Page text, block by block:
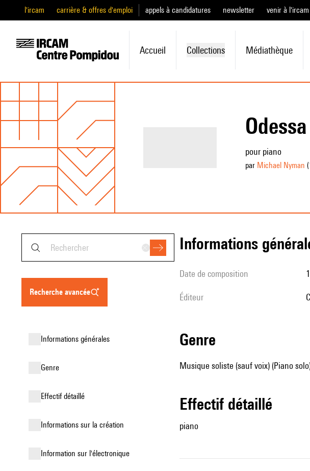
l'ircam carrière & offres d'emploi appels à candidatures newsletter venir à l'ircam
Accueil Collections Médiathèque
pour piano
par Michael Nyman
recherche avancée
informations générales
genre
effectif détaillé
informations sur la création
Information sur l'électronique
informations
date de composition
éditeur
genre
Musique soliste (sauf voix) (Piano
effectif détaillé
piano